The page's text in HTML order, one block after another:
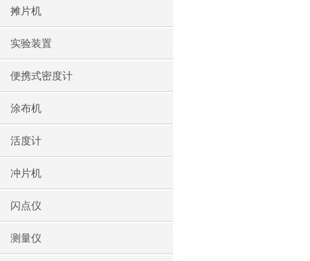
摊片机
实验装置
便携式密度计
涂布机
活度计
冲片机
闪点仪
测量仪